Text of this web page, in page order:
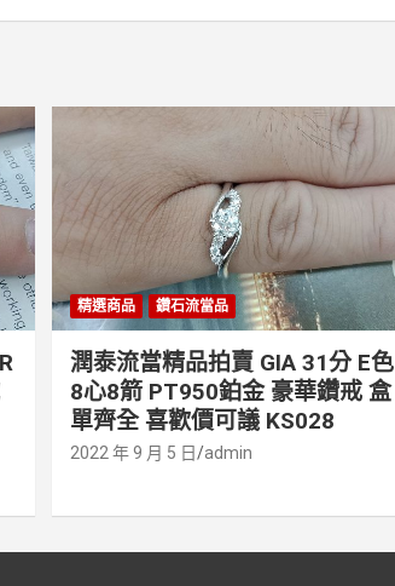
精選商品 鑽石流當品
潤泰流當精品拍賣 GIA 31分 E色
8心8箭 PT950鉑金 豪華鑽戒 盒
單齊全 喜歡價可議 KS028
2022 年 9 月 5 日 admin